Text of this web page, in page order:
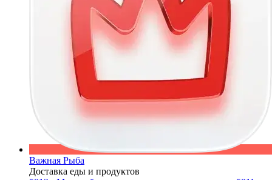
Важная Рыба
Доставка еды и продуктов